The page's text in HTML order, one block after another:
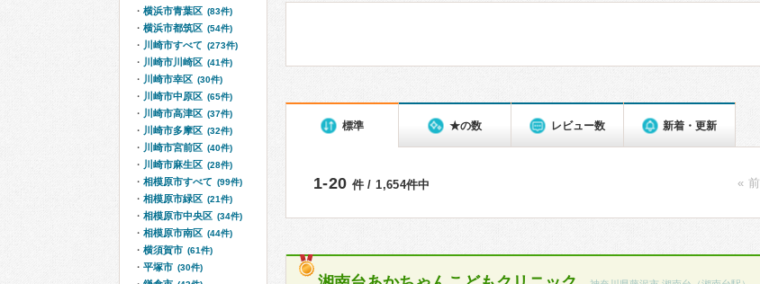
標準 ★の数 レビュー数 新着・更新
1-20 件 / 1,654件中 « 前
横浜市青葉区 (83件)
横浜市都筑区 (54件)
川崎市すべて (273件)
川崎市川崎区 (41件)
川崎市幸区 (30件)
川崎市中原区 (65件)
川崎市高津区 (37件)
川崎市多摩区 (32件)
川崎市宮前区 (40件)
川崎市麻生区 (28件)
相模原市すべて (99件)
相模原市緑区 (21件)
相模原市中央区 (34件)
相模原市南区 (44件)
横須賀市 (61件)
平塚市 (30件)